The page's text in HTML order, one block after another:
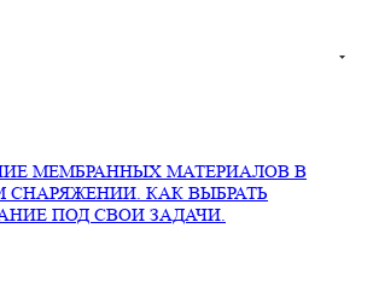
МЕМБРАННЫХ МАТЕРИАЛОВ В
СНАРЯЖЕНИИ. КАК ВЫБРАТЬ
ПОД СВОИ ЗАДАЧИ.